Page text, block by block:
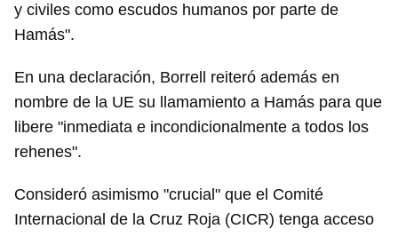
y civiles como escudos humanos por parte de
Hamás".
En una declaración, Borrell reiteró además en
nombre de la UE su llamamiento a Hamás para que
libere "inmediata e incondicionalmente a todos los
rehenes".
Consideró asimismo "crucial" que el Comité
Internacional de la Cruz Roja (CICR) tenga acceso